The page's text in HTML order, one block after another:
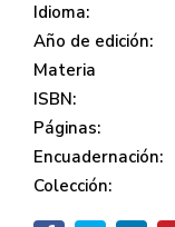
Idioma:
Año de edición:
Materia
ISBN:
Páginas:
Encuadernación:
Colección: